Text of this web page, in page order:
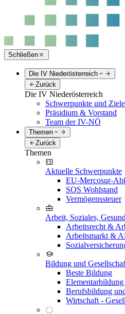
Schließen
Die IV Niederösterreich
Zurück
Die IV Niederösterreich
Schwerpunkte und Ziele
Präsidium & Vorstand
Team der IV-NÖ
Themen
Zurück
Themen
Aktuelle Schwerpunkte
EU-Mercosur-
SOS Wohlstand
Vermögenssteuer
Arbeit, Soziales,
Arbeitsrecht &
Arbeitsmarkt &
Bildung und
Beste Bildung
Berufsbildung
Wirtschaft -